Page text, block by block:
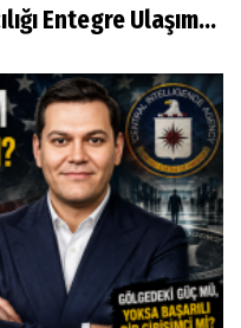
Entegre Ulaşım...